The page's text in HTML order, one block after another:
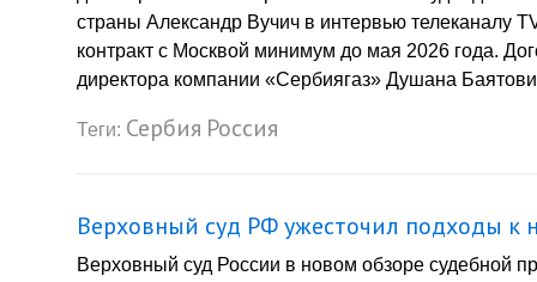
страны Александр Вучич в интервью телеканалу
контракт с Москвой минимум до мая 2026 года.
директора компании «Сербиягаз» Душана
Теги: Сербия Россия
Верховный суд РФ ужесточил подходы к
Верховный суд России в новом обзоре судебной